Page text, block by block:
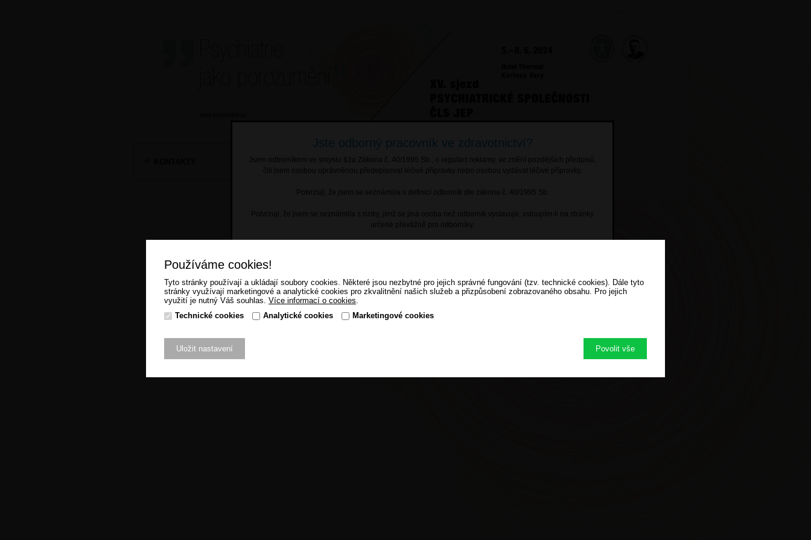
Jste odborný pracovník ve zdravotnictví?
Jsem odborníkem ve smyslu §2a Zákona č. 40/1995 Sb., o regulaci reklamy, ve znění pozdějších předpisů,
čili jsem osobou oprávněnou předepisovat léčivé přípravky nebo osobou vydávat léčivé přípravky.
Potvrzuji, že jsem se seznámil/a s definicí odborník dle zákona č. 40/1995 Sb.
Potvrzuji, že jsem se seznámil/a s riziky, jimž se jiná osoba než odborník vystavuje, vstoupím-li na stránky
určené převážně pro odborníky.
Termín pro přihlášení abstraktů: do 25. března 2024
Abstrakt je možné přihlásit pomocí on-line formuláře po
zaregistrováníkaktivní
Copyright © 2013GALÉN - SYMPOSION s.r.o. , All Rights Reserved
tvorba www stránek People For Net a.s.
Informace o cookies
Používáme cookies!
Tyto stránky používají a ukládají soubory cookies. Některé jsou nezbytné pro jejich správné fungování (tzv. technické cookies). Dále tyto
stránky využívají marketingové a analytické cookies pro zkvalitnění našich služeb a přizpůsobení zobrazovaného obsahu. Pro jejich
využití je nutný Váš souhlas. Více informací o cookies
Technické cookies
Analytické cookies Marketingové cookies
Uložit nastavení Povolit vše